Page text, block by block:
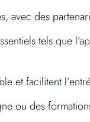
avec des
tels que
et facilitent
ou des